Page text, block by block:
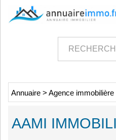
Annuaire > Agence immobilière
AAMI